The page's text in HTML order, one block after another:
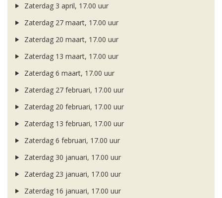
Zaterdag 3 april, 17.00 uur
Zaterdag 27 maart, 17.00 uur
Zaterdag 20 maart, 17.00 uur
Zaterdag 13 maart, 17.00 uur
Zaterdag 6 maart, 17.00 uur
Zaterdag 27 februari, 17.00 uur
Zaterdag 20 februari, 17.00 uur
Zaterdag 13 februari, 17.00 uur
Zaterdag 6 februari, 17.00 uur
Zaterdag 30 januari, 17.00 uur
Zaterdag 23 januari, 17.00 uur
Zaterdag 16 januari, 17.00 uur